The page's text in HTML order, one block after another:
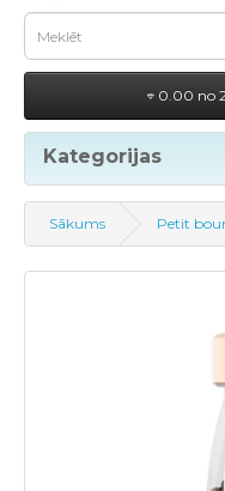
0.00 no
Kategorijas
Sākums Petit